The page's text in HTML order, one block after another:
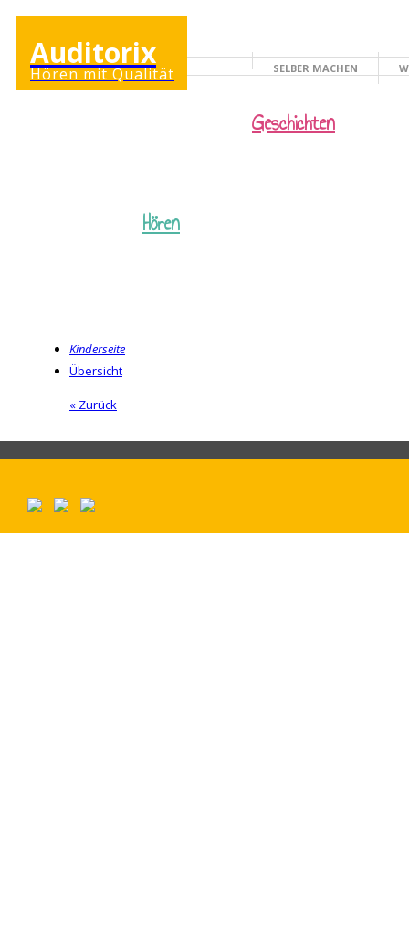
Auditorix
Hören mit Qualität KINDERSEITE
SELBER MACHEN
Hören
Geschichten
Kinderseite
Übersicht
« Zurück